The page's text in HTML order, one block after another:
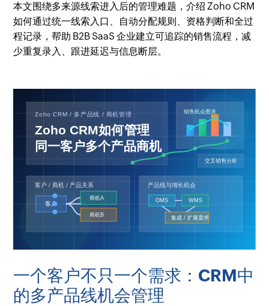
本文围绕多来源线索进入后的管理难题，介绍 Zoho CRM
如何通过统一线索入口、自动分配规则、资格判断和全过
程记录，帮助 B2B SaaS 企业建立可追踪的销售流程，减
少重复录入、跟进延迟与信息断层。
一个客户不只一个需求：CRM中
的多产品线机会管理